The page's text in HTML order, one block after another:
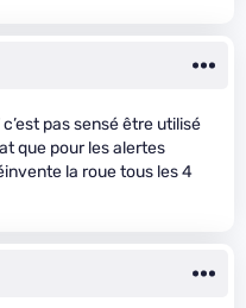
pas sensé être utilisé
que pour les alertes
la roue tous les 4